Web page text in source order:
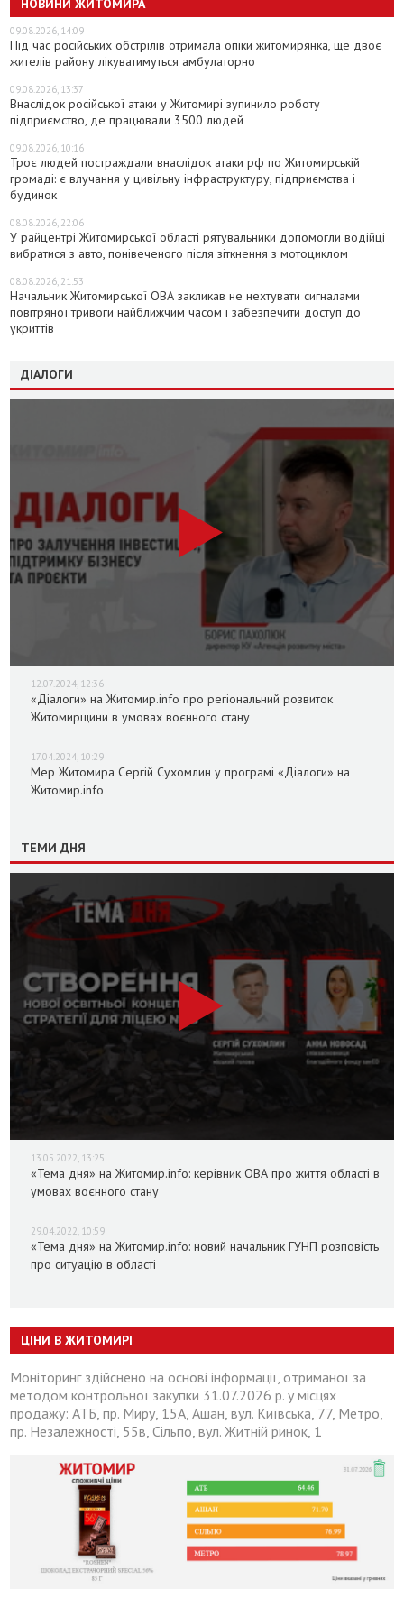
НОВИНИ ЖИТОМИРА
09.08.2026, 14:09
Під час російських обстрілів отримала опіки житомирянка, ще двоє
жителів району лікуватимуться амбулаторно
09.08.2026, 13:37
Внаслідок російської атаки у Житомирі зупинило роботу
підприємство, де працювали 3500 людей
09.08.2026, 10:16
Троє людей постраждали внаслідок атаки рф по Житомирській
громаді: є влучання у цивільну інфраструктуру, підприємства і
будинок
08.08.2026, 22:06
У райцентрі Житомирської області рятувальники допомогли водійці
вибратися з авто, понівеченого після зіткнення з мотоциклом
08.08.2026, 21:53
Начальник Житомирської ОВА закликав не нехтувати сигналами
повітряної тривоги найближчим часом і забезпечити доступ до
укриттів
ДІАЛОГИ
12.07.2024, 12:36
«Діалоги» на Житомир.info про регіональний розвиток
Житомирщини в умовах воєнного стану
17.04.2024, 10:29
Мер Житомира Сергій Сухомлин у програмі «Діалоги» на
Житомир.info
ТЕМИ ДНЯ
13.05.2022, 13:25
«Тема дня» на Житомир.info: керівник ОВА про життя області в
умовах воєнного стану
29.04.2022, 10:59
«Тема дня» на Житомир.info: новий начальник ГУНП розповість
про ситуацію в області
ЦІНИ В ЖИТОМИРІ
Моніторинг здійснено на основі інформації, отриманої за
методом контрольної закупки 31.07.2026 р. у місцях
продажу: АТБ, пр. Миру, 15А, Ашан, вул. Київська, 77, Метро,
пр. Незалежності, 55в, Сільпо, вул. Житній ринок, 1